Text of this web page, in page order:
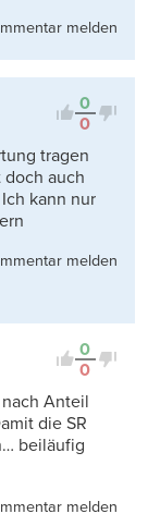
melden
0
0
tragen
doch auch
kann nur
melden
0
0
Anteil
die SR
beiläufig
melden